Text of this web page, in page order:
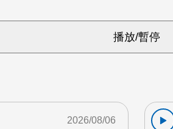
2026/08/06